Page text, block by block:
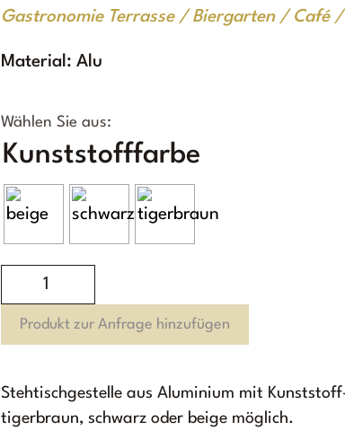
Gastronomie Terrasse / Biergarten / Café /
Material: Alu
Kunststofffarbe
Shanghai
Stehtisch
Menge
Produkt zur Anfrage hinzufügen
Stehtischgestelle aus Aluminium mit
tigerbraun, schwarz oder beige möglich.